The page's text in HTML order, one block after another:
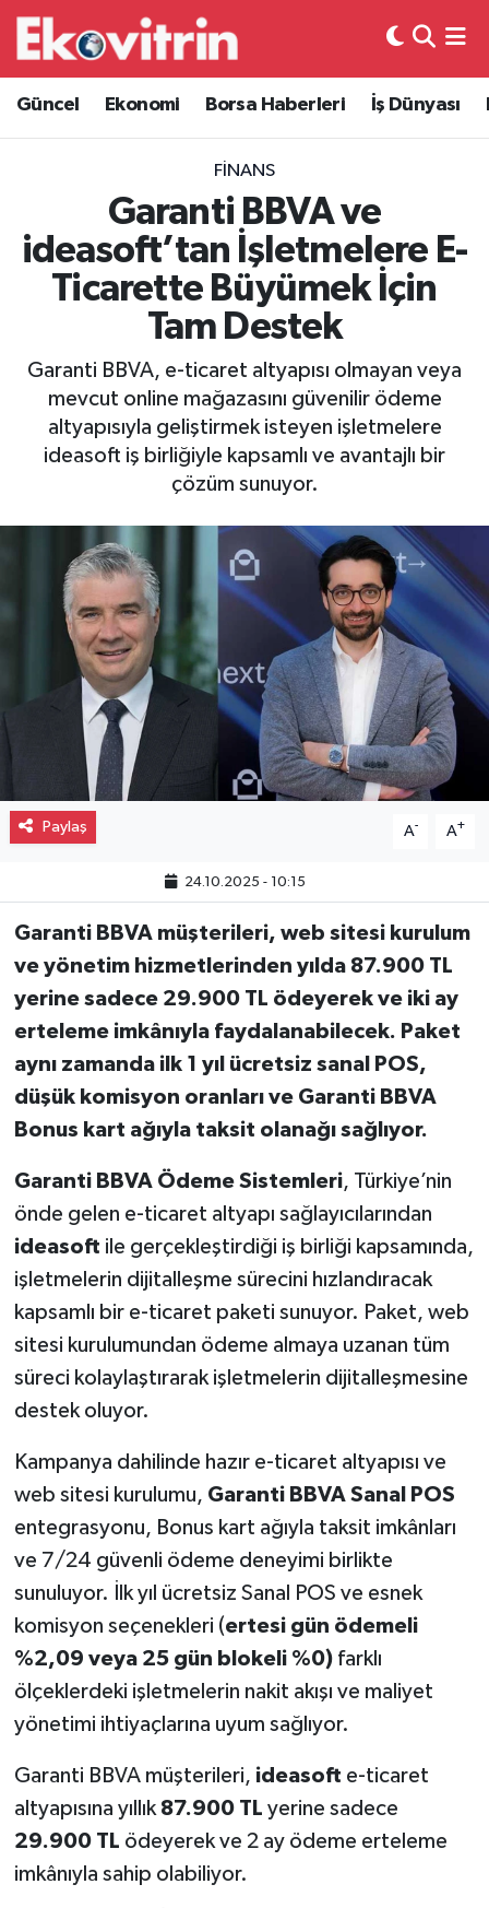
Güncel Ekonomi Borsa Haberleri İş Dünyası
FINANS
Garanti BBVA ve
ideasoft’tan İşletmelere E-
Ticarette Büyümek İçin
Tam Destek
Garanti BBVA, e-ticaret altyapısı olmayan veya
mevcut online mağazasını güvenilir ödeme
altyapısıyla geliştirmek isteyen işletmelere
ideasoft iş birliğiyle kapsamlı ve avantajlı bir
çözüm sunuyor.
Paylaş A- A+
24.10.2025 - 10:15
Garanti BBVA müşterileri, web sitesi kurulum
ve yönetim hizmetlerinden yılda 87.900 TL
yerine sadece 29.900 TL ödeyerek ve iki ay
erteleme imkânıyla faydalanabilecek. Paket
aynı zamanda ilk 1 yıl ücretsiz sanal POS,
düşük komisyon oranları ve Garanti BBVA
Bonus kart ağıyla taksit olanağı sağlıyor.
Garanti BBVA Ödeme Sistemleri, Türkiye’nin
önde gelen e-ticaret altyapı sağlayıcılarından
ideasoft ile gerçekleştirdiği iş birliği kapsamında,
işletmelerin dijitalleşme sürecini hızlandıracak
kapsamlı bir e-ticaret paketi sunuyor. Paket, web
sitesi kurulumundan ödeme almaya uzanan tüm
süreci kolaylaştırarak işletmelerin dijitalleşmesine
destek oluyor.
Kampanya dahilinde hazır e-ticaret altyapısı ve
web sitesi kurulumu, Garanti BBVA Sanal POS
entegrasyonu, Bonus kart ağıyla taksit imkânları
ve 7/24 güvenli ödeme deneyimi birlikte
sunuluyor. İlk yıl ücretsiz Sanal POS ve esnek
komisyon seçenekleri (ertesi gün ödemeli
%2,09 veya 25 gün blokeli %0)farklı
ölçeklerdeki işletmelerin nakit akışı ve maliyet
yönetimi ihtiyaçlarına uyum sağlıyor.
Garanti BBVA müşterileri, ideasoft e-ticaret
altyapısına yıllık 87.900 TL yerine sadece
29.900 TL ödeyerek ve 2 ay ödeme erteleme
imkânıyla sahip olabiliyor.
Güncel
Ekonomi
Borsa Haberleri
İş Dünyası
Lojistik
Otovitrin
Asayiş
Gayrimenkul
Spor
Eğitim
Hava Durumu
Trafik Durumu
Süper Lig Puan Durumu ve Fikstür
Tüm Manşetler
Son Dakika Haberleri
Haber Arşivi